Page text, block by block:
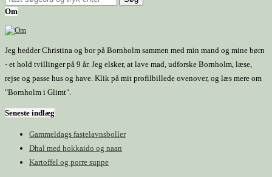
Om
Jeg hedder Christina og bor på Bornholm sammen med min mand og mine børn
- et hold tvillinger på 9 år. Jeg elsker, at lave mad, udforske Bornholm, læse,
rejse og passe hus og have. Klik på mit profilbillede ovenover, og læs mere om
"Bornholm i Glimt".
Seneste indlæg
Gammeldags fastelavnsboller
Dhal med hokkaido og naan
Kartoffel og porre suppe